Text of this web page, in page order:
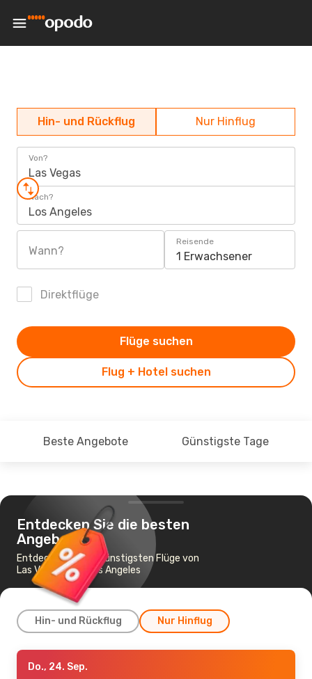
Hin- und Rückflug Nur Hinflug
Von?
Las Vegas
Nach?
Los Angeles
Wann?
Reisende
1 Erwachsener
Direktflüge
Flug + Hotel suchen
Flüge suchen
Beste Angebote Günstigste Tage
Entdecken Sie die besten
Angebote
Entdecken Sie die günstigsten Flüge von
Las Vegas nach Los Angeles
Hin- und Rückflug Nur Hinflug
Fr., 28. Aug.- Di., 1. Sep.
Do., 24. Sep.